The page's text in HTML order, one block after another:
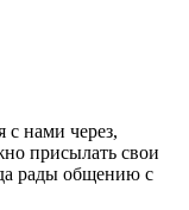
нами через,
присылать свои
рады общению с